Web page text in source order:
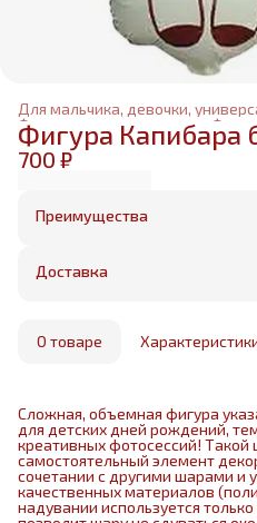
Для мальчика, девочки,
Фольгированные шары
Главная
Фигура Капибара
700 ₽
Преимущества
Оплата частями в Сплит
Бесплатная доставка в
маркетплейса
Доставка
О товаре
Сложная, объемная фигура
для детских дней рождений,
креативных фотосессий!
самостоятельный элемент
сочетании с другими шарами и
качественных материалов
надувании используется